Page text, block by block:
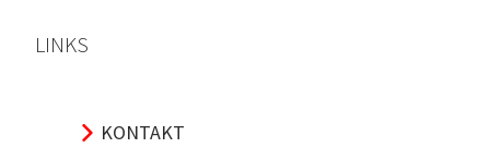
LINKS
KONTAKT